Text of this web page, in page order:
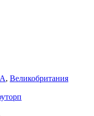
, Великобритания